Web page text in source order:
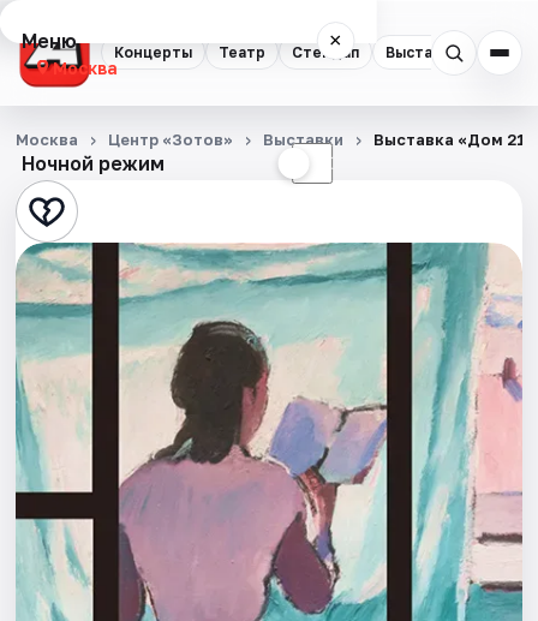
Концерты Театр Стендап Выставки
Меню ×
Москва
Концерты
Театр
Стендап
Выставки
Квесты
Экскурсии
События
Города
Ночной режим ☾
Москва Центр «Зотов» Выставки Выставка «Дом 21»